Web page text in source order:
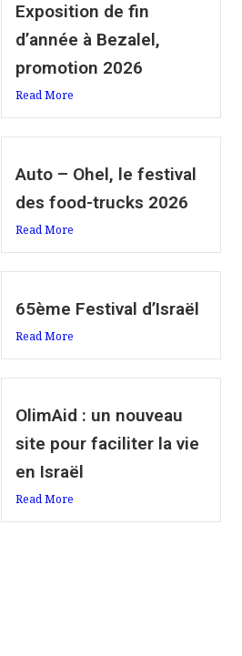
Exposition de fin
d’année à Bezalel,
promotion 2026
Read More
Auto – Ohel, le festival
des food-trucks 2026
Read More
65ème Festival d’Israël
Read More
OlimAid : un nouveau
site pour faciliter la vie
en Israël
Read More